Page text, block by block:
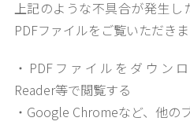
上記のような不具合が発生し
PDFファイルをご覧いただき
・PDFファイルをダウン
Reader等で閲覧する
・Google Chromeなど、他の